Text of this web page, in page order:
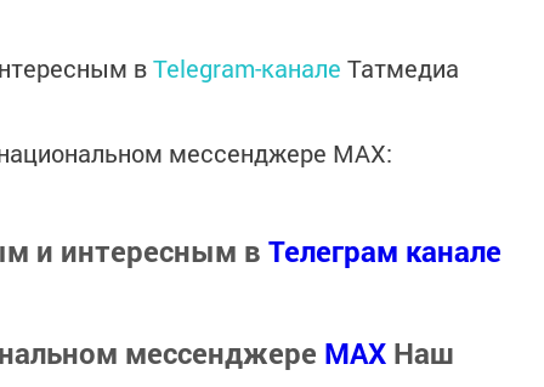
вTelegram-канале Татмедиа
мессенджере MАХ:
и интересным в Телеграм канале
мессенджере MАХ Наш